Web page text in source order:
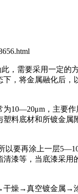
需要采用一定的
，将金属融化后，
，主要
料底材和所镀金
再涂上一层
漆等，当底漆采
→真空镀金属→